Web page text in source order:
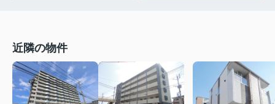
近隣の物件